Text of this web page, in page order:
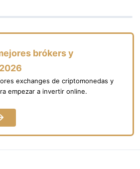
brókers y
exchanges de criptomonedas y
empezar a invertir online.